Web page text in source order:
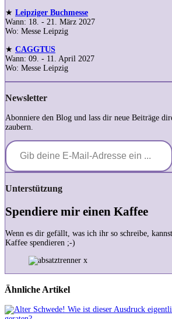
★ Leipziger Buchmesse
Wann: 18. - 21. März 2027
Wo: Messe Leipzig
★ CAGGTUS
Wann: 09. - 11. April 2027
Wo: Messe Leipzig
Newsletter
Abonniere den Blog und lass dir neue Beiträge
zaubern.
Gib deine E-Mail-Adresse ein ...
Unterstützung
Spendiere mir einen Kaffee
Wenn es dir gefällt, was ich ihr so schreibe,
Kaffee spendieren ;-)
Ähnliche Artikel